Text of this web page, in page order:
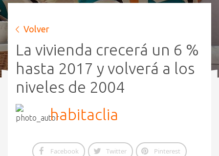
Volver
La vivienda crecerá un 6 %
hasta 2017 y volverá a los
niveles de 2004
habitaclia
Facebook Twitter Pinterest